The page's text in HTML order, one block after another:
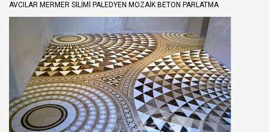
AVCILAR MERMER SILIMI PALEDYEN MOZAIK BETON PARLATMA